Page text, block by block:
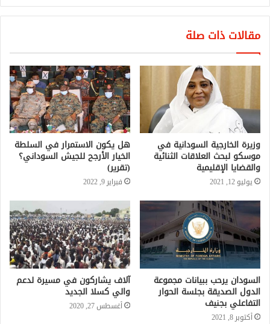
مقالات ذات صلة
وزيرة الخارجية السودانية في
موسكو لبحث العلاقات الثنائية
والقضايا الإقليمية
يوليو 12, 2021
هل يكون الاستمرار في السلطة
الخيار الأرجح للجيش السوداني؟
(تقرير)
فبراير 9, 2022
السودان يرحب ببيانات مجموعة
الدول الصديقة بجلسة الحوار
التفاعلي بجنيف
أكتوبر 8, 2021
آلاف يشاركون في مسيرة لدعم
والي كسلا الجديد
أغسطس 27, 2020